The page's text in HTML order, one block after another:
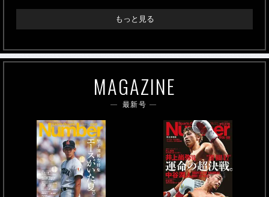
もっと見る
MAGAZINE
最新号